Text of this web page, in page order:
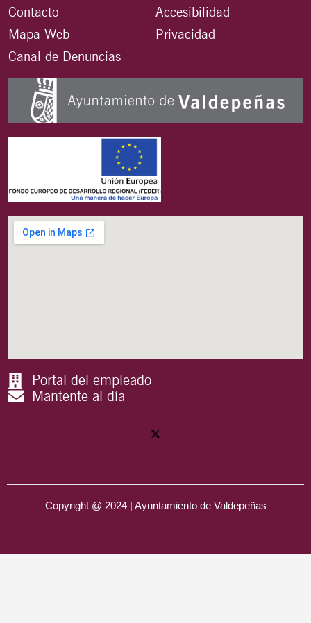
Contacto
Mapa Web
Canal de Denuncias
Accesibilidad
Privacidad
Portal del empleado
Mantente al día
Copyright @ 2024 | Ayuntamiento de Valdepeñas